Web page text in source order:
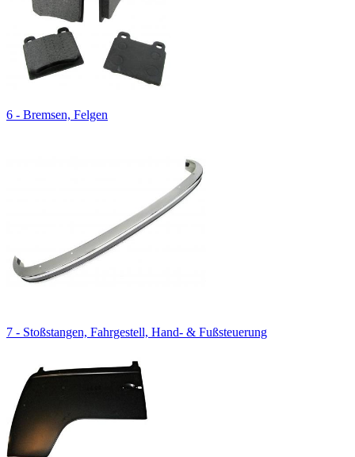
6 - Bremsen, Felgen
7 - Stoßstangen, Fahrgestell, Hand- & Fußsteuerung